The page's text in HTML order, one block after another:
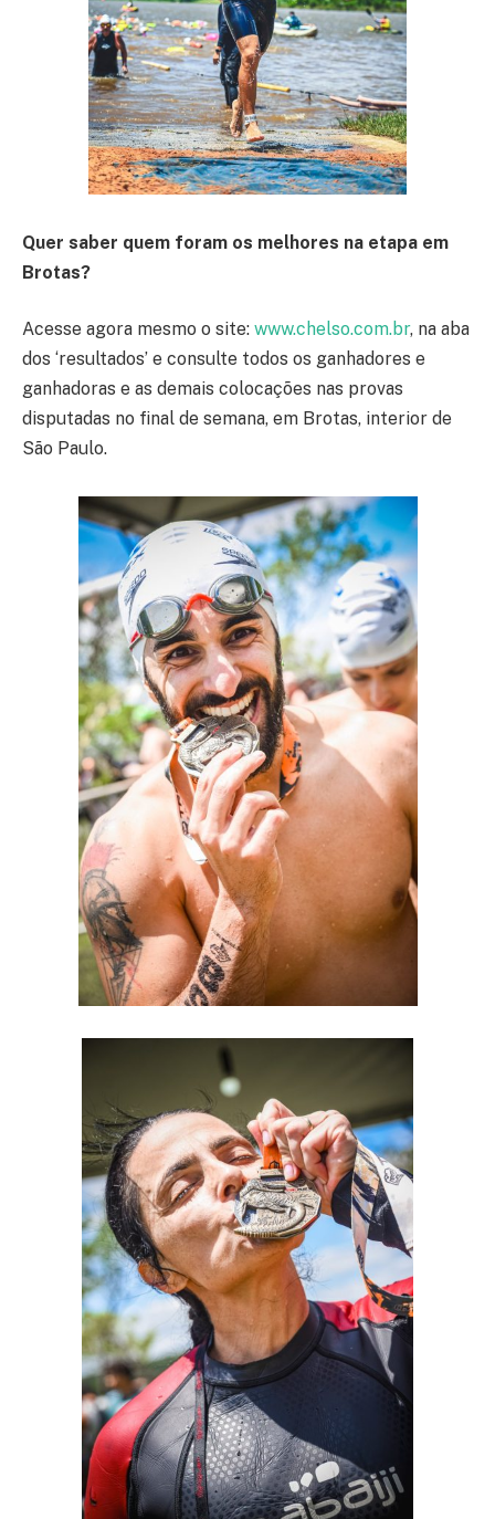
Quer saber quem foram os melhores na etapa em
Brotas?
Acesse agora mesmo o site: www.chelso.com.br, na aba
dos ‘resultados’ e consulte todos os ganhadores e
ganhadoras e as demais colocações nas provas
disputadas no final de semana, em Brotas, interior de
São Paulo.